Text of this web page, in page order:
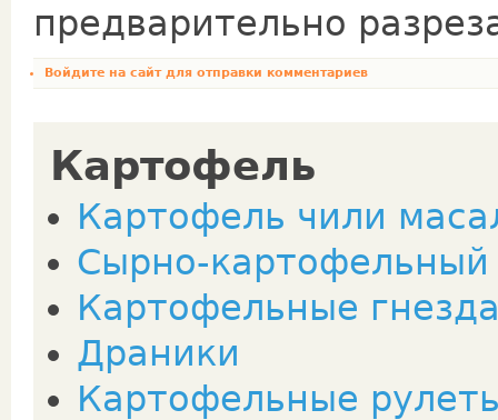
предварительно
Войдите на сайтдля отправки комментариев
Картофель
Картофель чили
Сырно-картофельный
Картофельные
Драники
Картофельные